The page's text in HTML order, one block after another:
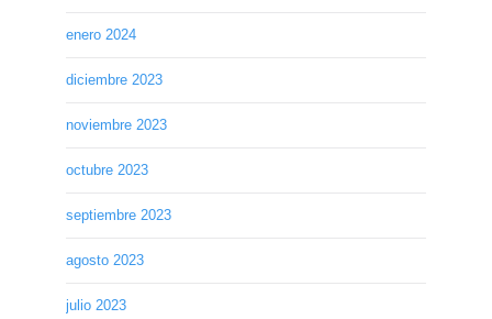
enero 2024
diciembre 2023
noviembre 2023
octubre 2023
septiembre 2023
agosto 2023
julio 2023